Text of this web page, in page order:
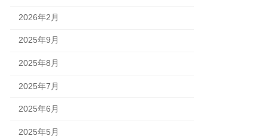
2026年2月
2025年9月
2025年8月
2025年7月
2025年6月
2025年5月